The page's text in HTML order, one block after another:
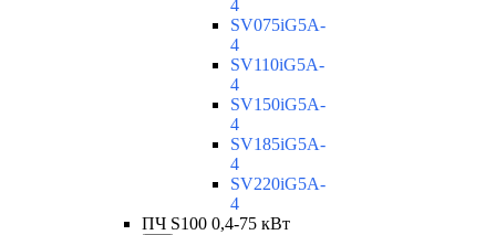
4
SV075iG5A-
4
SV110iG5A-
4
SV150iG5A-
4
SV185iG5A-
4
SV220iG5A-
4
ПЧ S100 0,4-75 кВт